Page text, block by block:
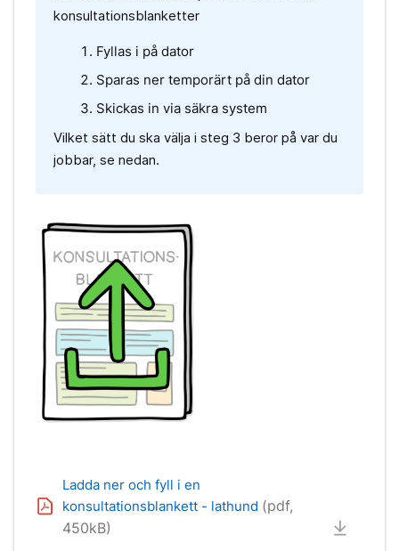
konsultationsblanketter
Fyllas i på dator
Sparas ner temporärt på din dator
Skickas in via säkra system
Vilket sätt du ska välja i steg 3 beror på var du
jobbar, se nedan.
Ladda ner och fyll i en
konsultationsblankett - lathund (pdf,
450kB)